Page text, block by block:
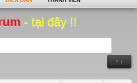
- tại đây !!
↑ ↓